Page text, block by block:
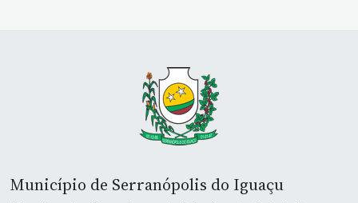
Município de Serranópolis do Iguaçu